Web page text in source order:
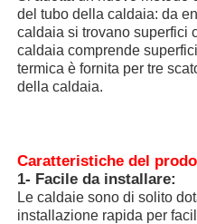
Casa
Prodotti
Circa noi
del tubo della caldaia: da
caldaia si trovano superfici
caldaia comprende
termica è fornita per tre
della caldaia.
Caratteristiche del
1- Facile da installare:
Le caldaie sono di solito
installazione rapida per